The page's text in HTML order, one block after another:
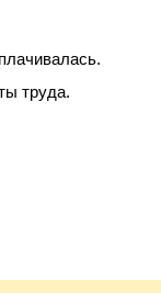
труда.